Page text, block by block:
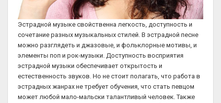
Эстрадной музыке свойственна легкость, доступность и
сочетание разных музыкальных стилей. В эстрадной песне
можно разглядеть и джазовые, и фольклорные мотивы, и
элементы поп и рок-музыки. Доступность восприятия
эстрадной музыки обеспечивает открытость и
естественность звуков. Но не стоит полагать, что работа в
эстрадных жанрах не требует обучения, что стать певцом
может любой мало-мальски талантливый человек. Также